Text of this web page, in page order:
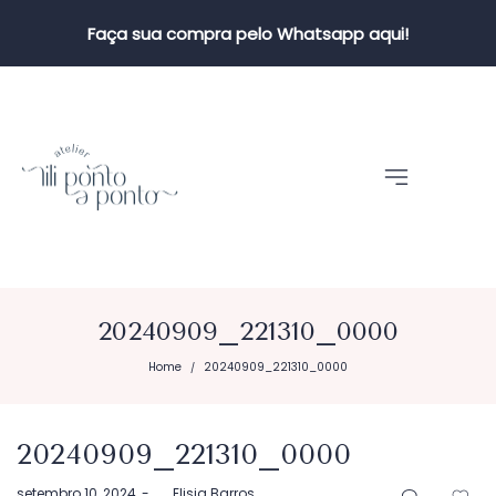
Faça sua compra pelo Whatsapp aqui!
20240909_221310_0000
Home / 20240909_221310_0000
20240909_221310_0000
Postado